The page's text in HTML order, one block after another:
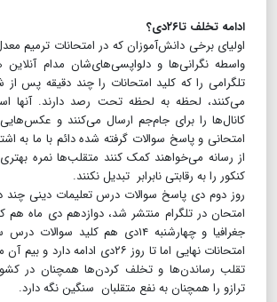
ادامه تخلف تا۲۶دی؟
اولیای برخی دانش‌آموزان که در امتحانات ترمیم
واسطه نگرانی‌ها و دلواپسی‌های‌شان مدام آنلاین
تلگرامی را که کلید امتحانات را چند دقیقه پس
می‌کنند، لحظه به لحظه تحت رصد دارند. آنها
کانال‌ها را برای جام‌جم ارسال می‌کنند و
امتحانی و پاسخ سوالات گرفته شده دائم با ما به
از رسانه می‌خواهند کمک کنند متقلب‌ها نمره
کنکور را به رقابتی نابرابر تبدیل نکنند.
روز دوم دی پاسخ سوالات درس تعلیمات دینی
امتحان در تلگرام منتشر شد، دوازدهم دی ماه هم
جغرافیا و چهارشنبه ۱۴دی هم کلید
امتحانات نهایی اما تا روز ۲۶دی
تقلب رساندن‌ها و تخلف کردن‌ها همچنان در
ترازو را همچنان به نفع متقلبان سنگین نگه دارد.